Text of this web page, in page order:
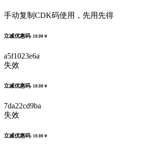
手动复制CDK码使用，先用先得
立减优惠码- 10.00￥
a5f1023e6a
失效
立减优惠码- 10.00￥
7da22cd9ba
失效
立减优惠码- 10.00￥